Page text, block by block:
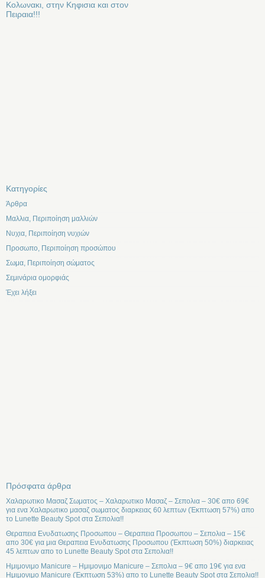
Κολωνακι, στην Κηφισια και στον
Πειραια!!!
Kατηγορίες
Άρθρα
Μαλλια, Περιποίηση μαλλιών
Νυχια, Περιποίηση νυχιών
Προσωπο, Περιποίηση προσώπου
Σωμα, Περιποίηση σώματος
Σεμινάρια ομορφιάς
Έχει λήξει
Πρόσφατα άρθρα
Χαλαρωτικο Μασαζ Σωματος – Χαλαρωτικο Μασαζ – Σεπολια – 30€ απο 69€
για ενα Χαλαρωτικο μασαζ σωματος διαρκειας 60 λεπτων (Έκπτωση 57%) απο
το Lunette Beauty Spot στα Σεπολια!!
Θεραπεια Ενυδατωσης Προσωπου – Θεραπεια Προσωπου – Σεπολια – 15€
απο 30€ για μια Θεραπεια Ενυδατωσης Προσωπου (Έκπτωση 50%) διαρκειας
45 λεπτων απο το Lunette Beauty Spot στα Σεπολια!!
Ημιμονιμο Manicure – Ημιμονιμο Manicure – Σεπολια – 9€ απο 19€ για ενα
Ημιμονιμο Manicure (Έκπτωση 53%) απο το Lunette Beauty Spot στα Σεπολια!!